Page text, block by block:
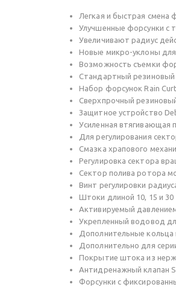
Легкая и быстрая смена
Улучшенные форсунки с
Увеличивают радиус
Новые микро-уклоны
Возможность съемки
Стандартный резиновый
Набор форсунок Rain
Сверхпрочный
Защитное устройство
Усиленная втягивающая
Для регулирования
Смазка храпового
Регулировка сектора
Сектор полива ротора
Винт регулировки
Штоки длиной 10, 15 и
Активируемый
Укрепленный водовод
Дополнительные
Дополнительно для
Покрытие штока из
Антидренажный клапан
Форсунки с